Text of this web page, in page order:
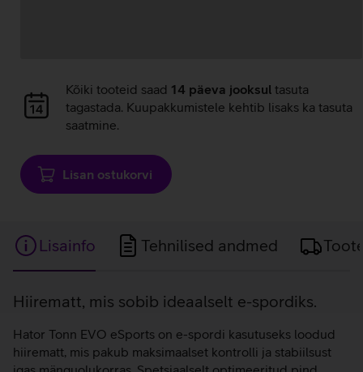
laadimine
Andmete
laadimine
Kõiki tooteid saad 14 päeva jooksul tasuta
tagastada. Kuupakkumistele kehtib lisaks ka tasuta
saatmine.
Lisan ostukorvi
Lisainfo Tehnilised andmed
Lisainfo
Hiirematt, mis sobib ideaalselt e-spordiks.
Hator Tonn EVO eSports on e-spordi kasutuseks loodud
hiirematt, mis pakub maksimaalset kontrolli ja stabiilsust